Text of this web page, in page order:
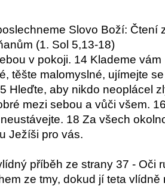
Slovo Boží: Čtení
(1. Sol 5,13-18)
v pokoji. 14 Klademe
těšte malomyslné, ujímejte
Hleďte, aby nikdo neoplácel
mezi sebou a vůči všem.
18 Za všech
Ježíši pro vás.
příběh ze strany 37 - Oči
ze tmy, dokud jí teta